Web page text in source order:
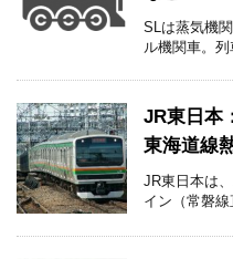
SLは蒸気機
ル機関車。
JR東日本
東海道線
JR東日本は
イン（常磐